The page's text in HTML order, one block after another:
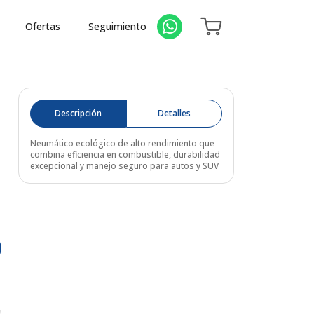
Ofertas Seguimiento
Descripción Detalles
Neumático ecológico de alto rendimiento que
combina eficiencia en combustible, durabilidad
excepcional y manejo seguro para autos y SUV